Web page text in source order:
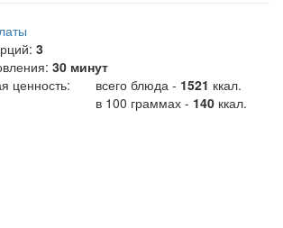
3
30 минут
ценность:
всего блюда - 1521 ккал.
в 100 граммах - 140 ккал.